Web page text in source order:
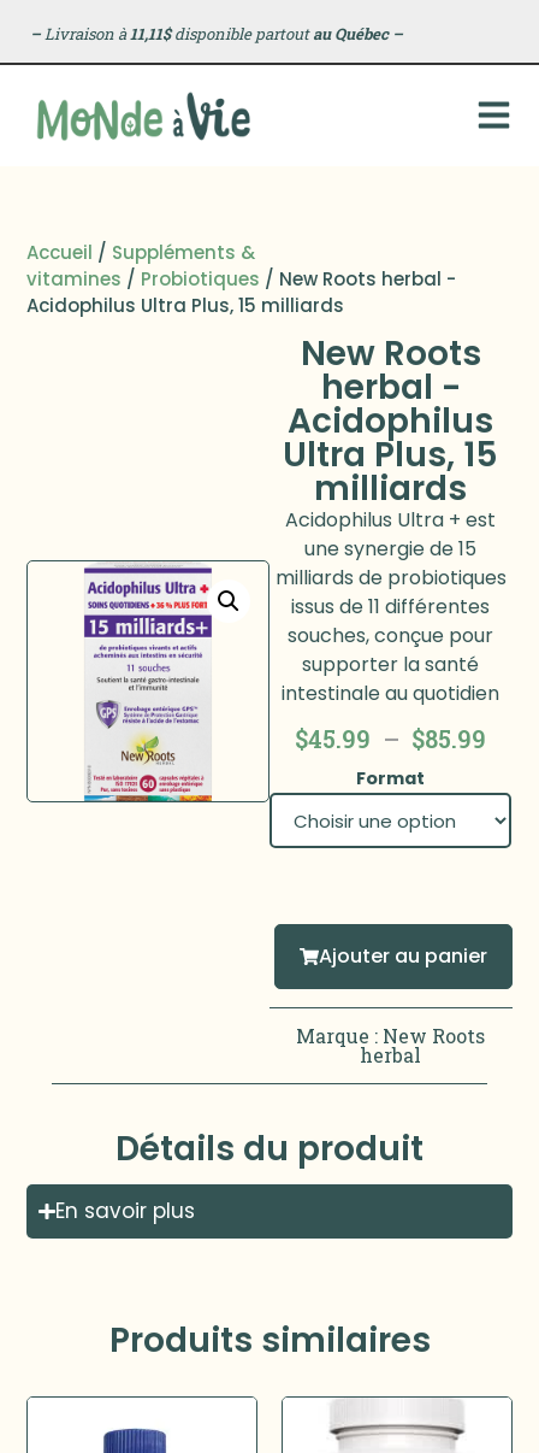
–Livraison à11,11$disponible partoutau Québec –
Accueil / Suppléments &
vitamines / Probiotiques / New Roots herbal -
Acidophilus Ultra Plus, 15 milliards
New Roots
herbal -
Acidophilus
Ultra Plus, 15
milliards
Acidophilus Ultra + est
une synergie de 15
milliards de probiotiques
issus de 11 différentes
souches, conçue pour
supporter la santé
intestinale au quotidien
$45.99 – $85.99
Format
Ajouter au panier
Marque : New Roots
herbal
Détails du produit
En savoir plus
Produits similaires